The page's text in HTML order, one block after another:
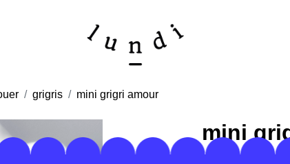
grigris mini grigri amour
mini